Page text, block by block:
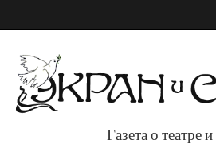
Газета о театре